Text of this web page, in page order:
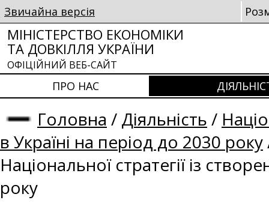
Звичайна версія
МІНІСТЕРСТВО ЕКОНОМІКИ
ТА ДОВКІЛЛЯ УКРАЇНИ
ОФІЦІЙНИЙ ВЕБ-САЙТ
ПРО НАС
Головна / Діяльність /
в Україні на період до 2030 року
Національної стратегії із
року